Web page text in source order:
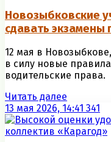
Новозыбковские
сдавать
12 мая в
в силу новые
водительские права.
Читать далее
13 мая 2026, 14:41 341